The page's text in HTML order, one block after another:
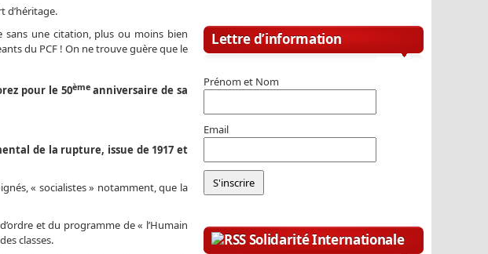
d’héritage.
sans une citation, plus ou moins bien
du PCF ! On ne trouve guère que le
pour le 50èmeanniversaire de sa
de la rupture, issue de 1917 et
« socialistes » notamment, que la
et du programme de « l’Humain
classes.
Lettre d’information
Prénom et Nom
Email
Solidarité Internationale